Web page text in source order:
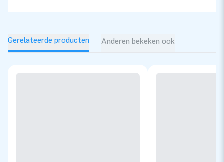
Gerelateerde producten Anderen bekeken ook